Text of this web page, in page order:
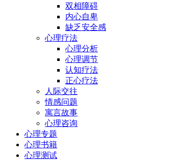
双相障碍
内心自卑
缺乏安全感
心理疗法
心理分析
心理调节
认知疗法
正心疗法
人际交往
情感问题
寓言故事
心理咨询
心理专题
心理书籍
心理测试